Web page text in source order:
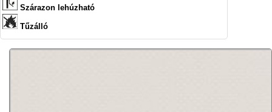
Szárazon lehúzható
Tűzálló